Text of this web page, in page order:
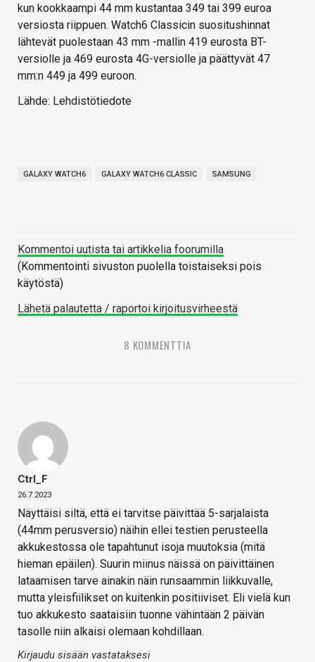
kun kookkaampi 44 mm kustantaa 349 tai 399 euroa
versiosta riippuen. Watch6 Classicin suositushinnat
lähtevät puolestaan 43 mm -mallin 419 eurosta BT-
versiolle ja 469 eurosta 4G-versiolle ja päättyvät 47
mm:n 449 ja 499 euroon.
Lähde: Lehdistötiedote
GALAXY WATCH6 GALAXY WATCH6 CLASSIC SAMSUNG
Kommentoi uutista tai artikkelia foorumilla
(Kommentointi sivuston puolella toistaiseksi pois
käytöstä)
Lähetä palautetta / raportoi kirjoitusvirheestä
8 KOMMENTTIA
Ctrl_F
26.7.2023
Näyttäisi siltä, että ei tarvitse päivittää 5-sarjalaista
(44mm perusversio) näihin ellei testien perusteella
akkukestossa ole tapahtunut isoja muutoksia (mitä
hieman epäilen). Suurin miinus näissä on päivittäinen
lataamisen tarve ainakin näin runsaammin liikkuvalle,
mutta yleisfiilikset on kuitenkin positiiviset. Eli vielä kun
tuo akkukesto saataisiin tuonne vähintään 2 päivän
tasolle niin alkaisi olemaan kohdillaan.
Kirjaudu sisään vastataksesi